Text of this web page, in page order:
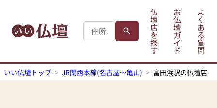
仏
壇
店
を
探
す
お
仏
壇
ガ
イ
ド
よ
く
あ
る
質
問
いい仏壇トップ JR関西本線(名古屋～亀山) 富田浜駅の仏壇店